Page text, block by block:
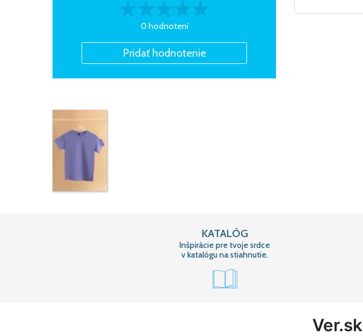
0 hodnotení
KATALÓG
Inšpirácie pre tvoje srdce
v katalógu na stiahnutie.
Ver.sk